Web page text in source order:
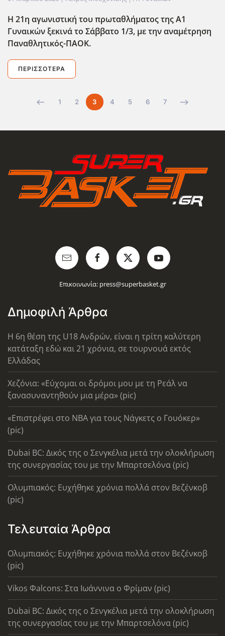
Η 21η αγωνιστική του πρωταθλήματος της Α1
Γυναικών ξεκινά το Σάββατο 1/3, με την αναμέτρηση
Παναθλητικός-ΠΑΟΚ.
ΠΕΡΙΣΣΌΤΕΡΑ
1 2 3 4 5 6 7
Επικοινωνία: press@superbasket.gr
Δημοφιλή Άρθρα
Η 6η θέση της U18 Ανδρών, είναι η τρίτη καλύτερη
κατάταξη εδώ και 21 χρόνια, σε τουρνουά εκτός
Ελλάδας
Χεζόνια: «Εύχομαι οι δρόμοι μου με τη Ρεάλ να
ξανασυναντηθούν μια μέρα» (pic)
«Επιστρέφει στο ΝΒΑ για τους Νάγκετς ο Γουόκερ»
(pic)
Dubai BC: Δικός της ο Σενγκέλια μετά την ολοκλήρωση
της συνεργασίας του με την Μπαρτσελόνα (pic)
Ολυμπιακός: Ευχήθηκε χρόνια πολλά στον Βεζένκοβ
(pic)
Τελευταία Άρθρα
Ολυμπιακός: Ευχήθηκε χρόνια πολλά στον Βεζένκοβ
(pic)
Vikos Φalcons: Στα Ιωάννινα ο Φρίμαν (pic)
Dubai BC: Δικός της ο Σενγκέλια μετά την ολοκλήρωση
της συνεργασίας του με την Μπαρτσελόνα (pic)